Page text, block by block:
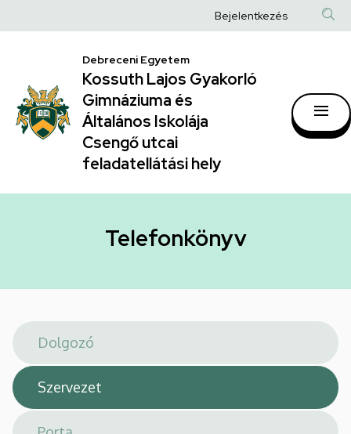
|
Kossuth
Lajos
Gyakorló
Gimnáziuma
Általános
hely
a
Anonim
fiók
Bejelentkezés
Debreceni Egyetem
Kossuth Lajos Gyakorló
Gimnáziuma és
Általános Iskolája
Csengő utcai
feladatellátási hely
Telefonkönyv